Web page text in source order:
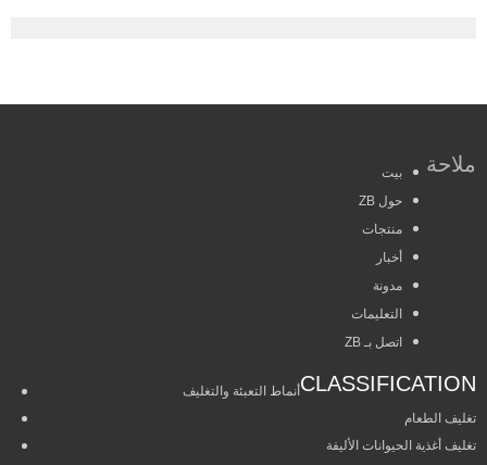
ملاحة
بيت
حول ZB
منتجات
أخبار
مدونة
التعليمات
اتصل بـ ZB
CLASSIFICATION أنماط التعبئة والتغليف
تغليف الطعام
تغليف أغذية الحيوانات الأليفة